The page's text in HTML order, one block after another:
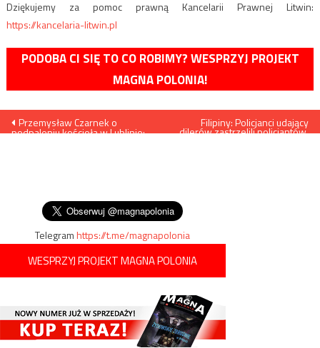
Dziękujemy za pomoc prawną Kancelarii Prawnej Litwin:
https://kancelaria-litwin.pl
PODOBA CI SIĘ TO CO ROBIMY? WESPRZYJ PROJEKT
MAGNA POLONIA!
Nawigacja
Przemysław Czarnek o
podpaleniu kościoła w Lublinie:
Filipiny: Policjanci udający
dilerów zastrzelili policjantów,
Telegramhttps://t.me/magnapolonia
WESPRZYJ PROJEKT MAGNA POLONIA